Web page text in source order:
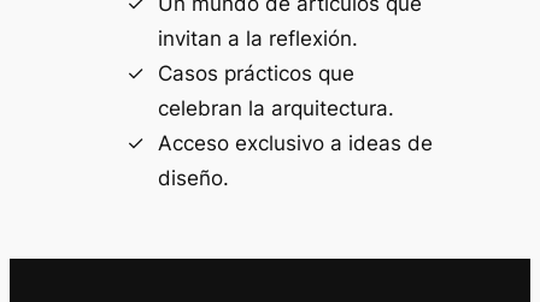
invitan a la reflexión.
Casos prácticos que
celebran la arquitectura.
Acceso exclusivo a ideas de
diseño.